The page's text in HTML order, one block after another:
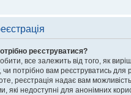
реєструватися?
все залежить від того, як
чи потрібно вам реєструватись для
реєстрація надає вам
які недоступні для анонімних